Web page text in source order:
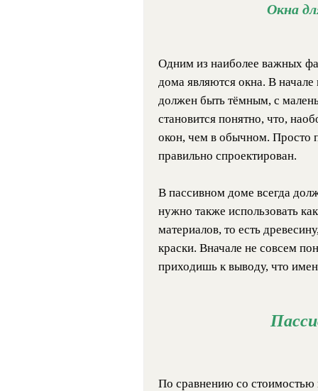
Окна
Одним из наиболее важных
дома являются окна. В
должен быть тёмным, с
становится понятно, что,
окон, чем в обычном. Просто
правильно спроектирован.
В пассивном доме всегда
нужно также использовать
материалов, то есть
краски. Вначале не совсем
приходишь к выводу, что
По сравнению со стоимостью